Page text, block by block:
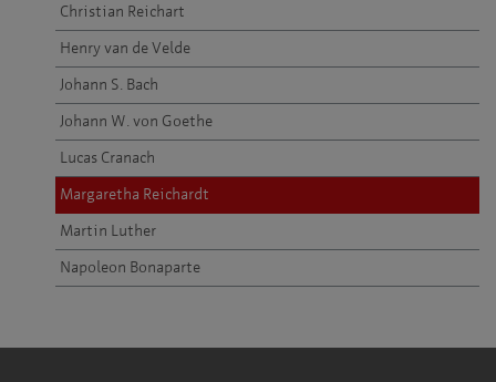
Christian Reichart
Henry van de Velde
Johann S. Bach
Johann W. von Goethe
Lucas Cranach
Margaretha Reichardt
Martin Luther
Napoleon Bonaparte